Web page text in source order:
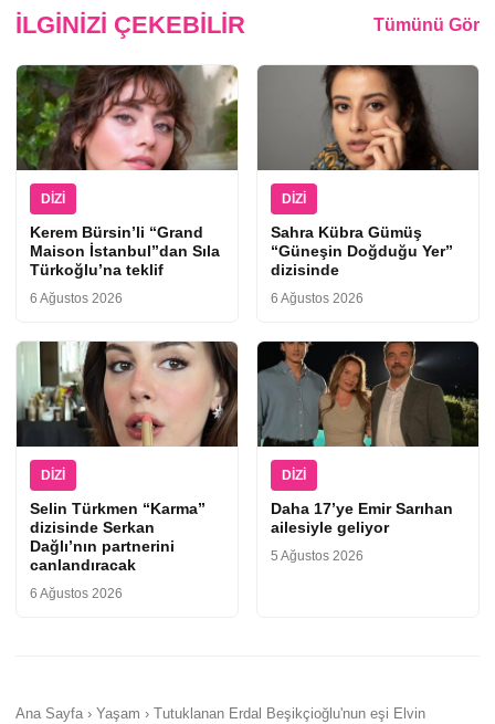
İLGINIZI ÇEKEBILIR Tümünü Gör
DIZI
Kerem Bürsin’li “Grand
Maison İstanbul”dan Sıla
Türkoğlu’na teklif
6 Ağustos 2026
DIZI
Sahra Kübra Gümüş
“Güneşin Doğduğu Yer”
dizisinde
6 Ağustos 2026
DIZI
Selin Türkmen “Karma”
dizisinde Serkan
Dağlı’nın partnerini
canlandıracak
6 Ağustos 2026
DIZI
Daha 17’ye Emir Sarıhan
ailesiyle geliyor
5 Ağustos 2026
Ana Sayfa › Yaşam › Tutuklanan Erdal Beşikçioğlu'nun eşi Elvin